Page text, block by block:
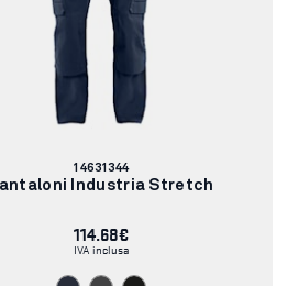
Codice
articolo:
14631344
Industria Stretch
114.68€
IVA inclusa